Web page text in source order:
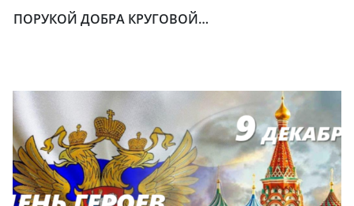
ПОРУКОЙ ДОБРА КРУГОВОЙ…